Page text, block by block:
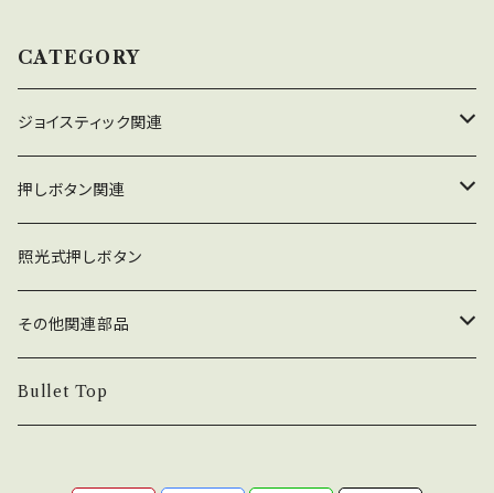
CATEGORY
ジョイスティック関連
ジョイスティック本体
コネクタ接続型
ファストン端子型
ジョイスティック関連部品
レバーボール
単品部品（ジョイスティック）
NOBIモデル関連
押しボタン関連
押しボタン_30φ
30φ_ネジ式
30φ_差込式
押しボタン_24φ
24φ_ネジ式
単品部品（押しボタン）
照光式押しボタン
その他関連部品
電子部品
Bullet Top